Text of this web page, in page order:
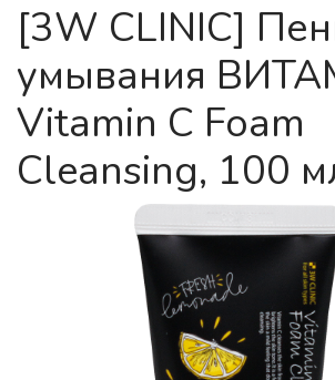
[3W CLINIC]
умывания
Vitamin C Foam
Cleansing, 100